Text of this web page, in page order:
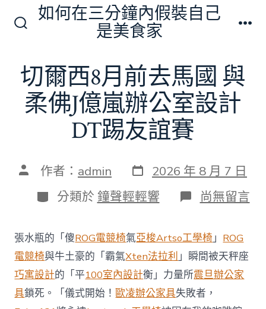
換
開
關
如何在三分鐘內假裝自己
是美食家
切爾西8月前去馬國 與
柔佛J億嵐辦公室設計
DT踢友誼賽
文 作者： admin 發
表
日
期
2026 年 8 月 7 日
分
類
分類於 鐘聲輕輕響 在
〈切
西
8
月
前
去
馬
國
尚無留言
張水瓶的「傻ROG電競椅氣亞梭Artso工學椅」 ROG
電競椅與牛土豪的「霸氣Xten法拉利」瞬間被天秤座
巧寓設計的「平100室內設計衡」力量所震旦辦公家
具鎖死。「儀式開始！歐凌辦公家具失敗者，